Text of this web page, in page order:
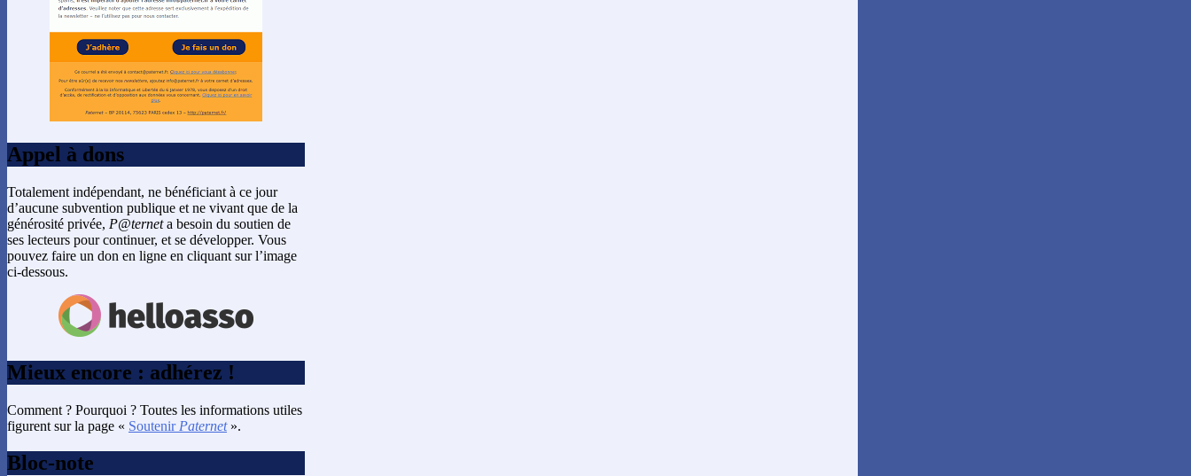
Appel à dons
Totalement indépendant, ne bénéficiant à ce jour
d’aucune subvention publique et ne vivant que de la
générosité privée, P@terneta besoin du soutien de
ses lecteurs pour continuer, et se développer. Vous
pouvez faire un don en ligne en cliquant sur l’image
ci-dessous.
Mieux encore : adhérez !
Comment ? Pourquoi ? Toutes les informations utiles
figurent sur la page « Soutenir Paternet».
Bloc-note